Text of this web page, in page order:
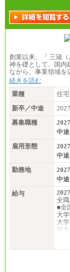
創業以来、「 三箴
神を礎として、国内
ながら、事業領域
続きを読む
業種
住
新卒／中途
募集職種
中途
雇用形態
中途
勤務地
中途
給与
全
■全
大
大
短
大
大
短